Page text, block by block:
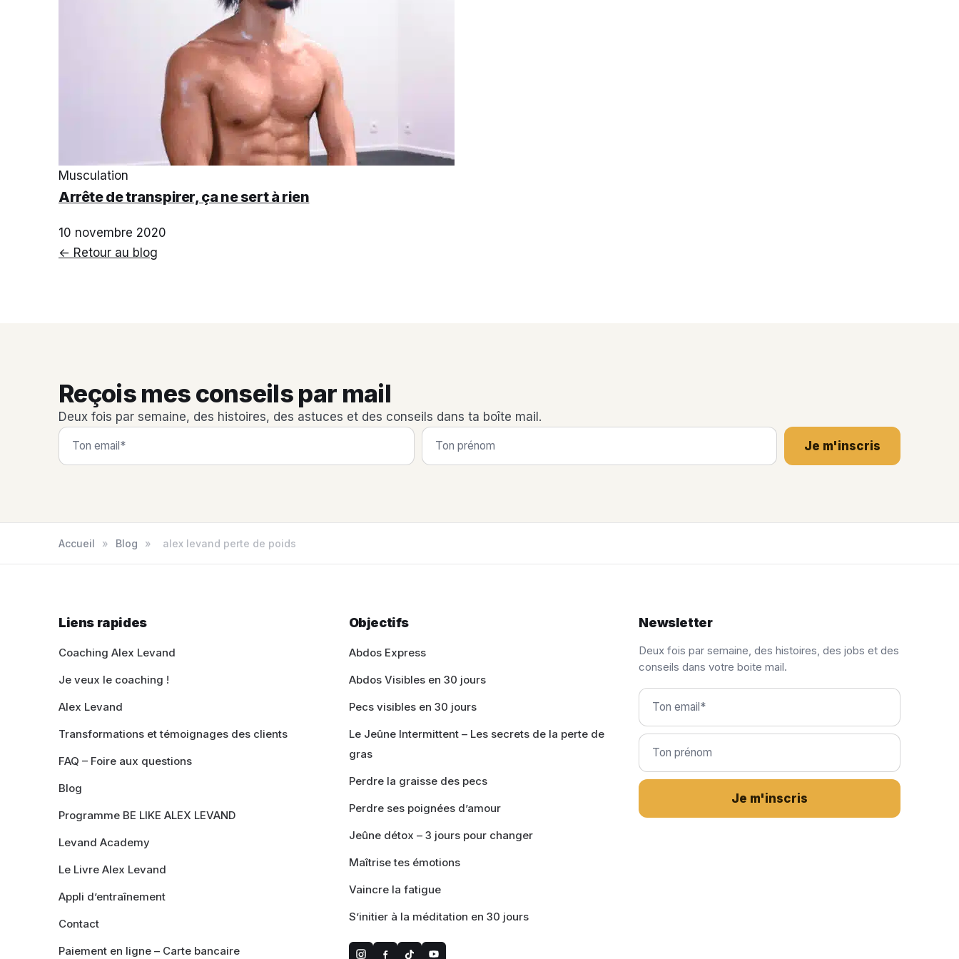
Musculation
Arrête de transpirer, ça ne sert à rien
10 novembre 2020
← Retour au blog
Reçois mes conseils par mail
Deux fois par semaine, des histoires, des astuces et des conseils dans ta boîte mail.
Je m'inscris
Accueil » Blog » alex levand perte de poids
Liens rapides
Coaching Alex Levand
Je veux le coaching !
Alex Levand
Transformations et témoignages des clients
FAQ – Foire aux questions
Blog
Programme BE LIKE ALEX LEVAND
Levand Academy
Le Livre Alex Levand
Appli d’entraînement
Contact
Paiement en ligne – Carte bancaire
Objectifs
Abdos Express
Abdos Visibles en 30 jours
Pecs visibles en 30 jours
Le Jeûne Intermittent – Les secrets de la perte de
gras
Perdre la graisse des pecs
Perdre ses poignées d’amour
Jeûne détox – 3 jours pour changer
Maîtrise tes émotions
Vaincre la fatigue
S’initier à la méditation en 30 jours
Newsletter
Deux fois par semaine, des histoires, des jobs et des
conseils dans votre boite mail.
Je m'inscris